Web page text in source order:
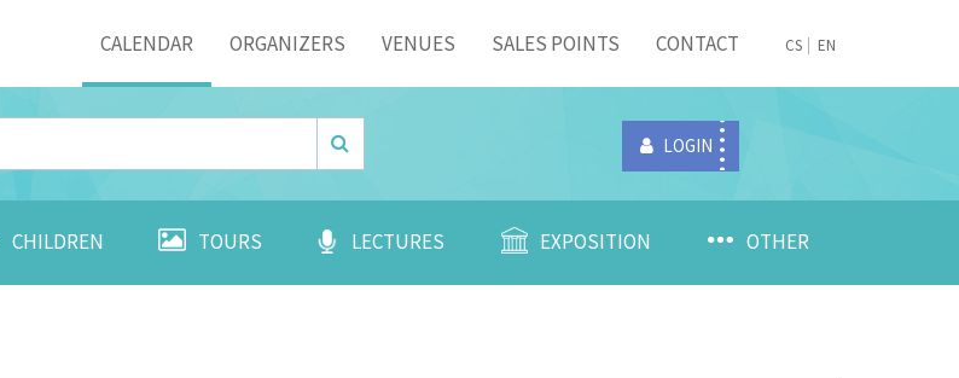
Menu
CALENDAR ORGANIZERS VENUES SALES POINTS CONTACT
LOGIN
CS EN
CHILDREN TOURS LECTURES EXPOSITION OTHER